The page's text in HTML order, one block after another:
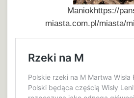
Maniokhttps://
miasta.com.pl/miasta/